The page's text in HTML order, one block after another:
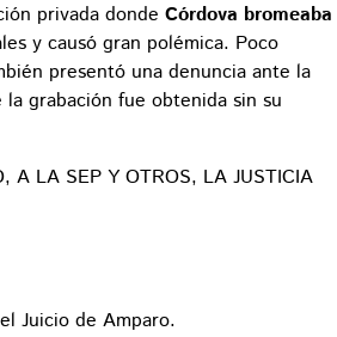
privada donde Córdova bromeaba
y causó gran polémica. Poco
presentó una denuncia ante la
grabación fue obtenida sin su
A LA SEP Y OTROS, LA JUSTICIA
Juicio de Amparo.